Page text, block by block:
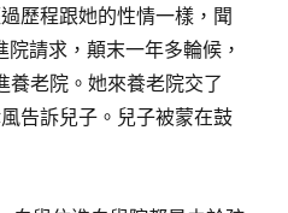
程跟她的性情一樣，聞
請求，顛末一年多輪候，
養老院。她來養老院交了
告訴兒子。兒子被蒙在鼓